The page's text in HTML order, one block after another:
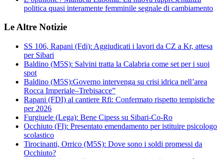
politica quasi interamente femminile segnale di cambiamento
Le Altre Notizie
SS 106, Rapani (Fdi): Aggiudicati i lavori da CZ a Kr, attesa
per Sibari
Baldino (M5S): Salvini tratta la Calabria come set per i suoi
spot
Baldino (M5S):Governo intervenga su crisi idrica nell’area
Rocca Imperiale–Trebisacce”
Rapani (FDI) al cantiere Rfi: Confermato rispetto tempistiche
per 2026
Furgiuele (Lega): Bene Cipess su Sibari-Co-Ro
Occhiuto (FI): Presentato emendamento per istituire psicologo
scolastico
Tirocinanti, Orrico (M5S): Dove sono i soldi promessi da
Occhiuto?